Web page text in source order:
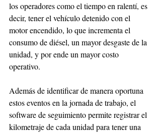
los operadores como el tiempo en ralentí, es
decir, tener el vehículo detenido con el
motor encendido, lo que incrementa el
consumo de diésel, un mayor desgaste de la
unidad, y por ende un mayor costo
operativo.
Además de identificar de manera oportuna
estos eventos en la jornada de trabajo, el
software de seguimiento permite registrar el
kilometraje de cada unidad para tener una